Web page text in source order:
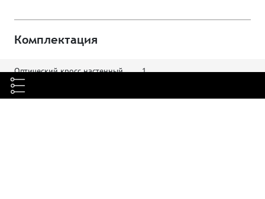
Комплектация
Оптический кросс настенный 1
Сплайс-касета